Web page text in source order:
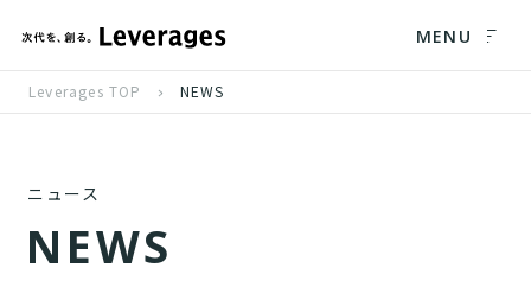
MENU
Leverages TOP NEWS
ニュース
NEWS